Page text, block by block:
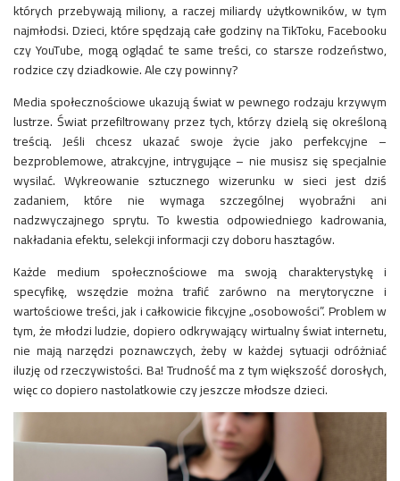
których przebywają miliony, a raczej miliardy użytkowników, w tym
najmłodsi. Dzieci, które spędzają całe godziny na TikToku, Facebooku
czy YouTube, mogą oglądać te same treści, co starsze rodzeństwo,
rodzice czy dziadkowie. Ale czy powinny?
Media społecznościowe ukazują świat w pewnego rodzaju krzywym
lustrze. Świat przefiltrowany przez tych, którzy dzielą się określoną
treścią. Jeśli chcesz ukazać swoje życie jako perfekcyjne –
bezproblemowe, atrakcyjne, intrygujące – nie musisz się specjalnie
wysilać. Wykreowanie sztucznego wizerunku w sieci jest dziś
zadaniem, które nie wymaga szczególnej wyobraźni ani
nadzwyczajnego sprytu. To kwestia odpowiedniego kadrowania,
nakładania efektu, selekcji informacji czy doboru hasztagów.
Każde medium społecznościowe ma swoją charakterystykę i
specyfikę, wszędzie można trafić zarówno na merytoryczne i
wartościowe treści, jak i całkowicie fikcyjne „osobowości”. Problem w
tym, że młodzi ludzie, dopiero odkrywający wirtualny świat internetu,
nie mają narzędzi poznawczych, żeby w każdej sytuacji odróżniać
iluzję od rzeczywistości. Ba! Trudność ma z tym większość dorosłych,
więc co dopiero nastolatkowie czy jeszcze młodsze dzieci.